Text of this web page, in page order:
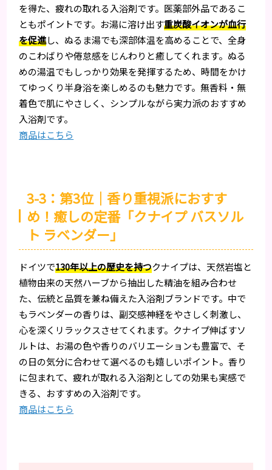
を得た、疲れの取れる入浴剤です。医薬部外品であるこ
ともポイントです。お湯に溶け出す重炭酸イオンが血行
を促進し、ぬるま湯でも深部体温を高めることで、全身
のこわばりや倦怠感をじんわりと癒してくれます。ぬる
めの湯温でもしっかり効果を発揮するため、時間をかけ
てゆっくり半身浴を楽しめるのも魅力です。無香料・無
着色で肌にやさしく、シンプルながら実力派のおすすめ
入浴剤です。
商品はこちら
3-3：第3位｜香り重視派におすす
め！癒しの定番「クナイプ バスソル
ト ラベンダー」
ドイツで130年以上の歴史を持つクナイプは、天然岩塩と
植物由来の天然ハーブから抽出した精油を組み合わせ
た、伝統と品質を兼ね備えた入浴剤ブランドです。中で
もラベンダーの香りは、副交感神経をやさしく刺激し、
心を深くリラックスさせてくれます。クナイプ伸ばすソ
ルトは、お湯の色や香りのバリエーションも豊富で、そ
の日の気分に合わせて選べるのも嬉しいポイント。香り
に包まれて、疲れが取れる入浴剤としての効果も実感で
きる、おすすめの入浴剤です。
商品はこちら